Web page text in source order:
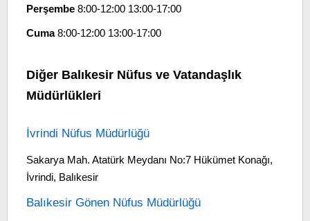
Perşembe8:00-12:00 13:00-17:00
Cuma8:00-12:00 13:00-17:00
Diğer Balıkesir Nüfus ve Vatandaşlık
Müdürlükleri
İvrindi Nüfus Müdürlüğü
Sakarya Mah. Atatürk Meydanı No:7 Hükümet Konağı,
İvrindi, Balıkesir
Balıkesir Gönen Nüfus Müdürlüğü